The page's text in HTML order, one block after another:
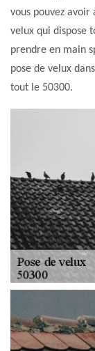
vous pouvez
velux qui dispose
prendre en main
pose de velux
tout le 50300.